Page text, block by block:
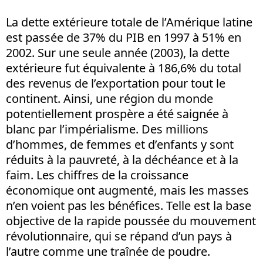
La dette extérieure totale de l’Amérique latine
est passée de 37% du PIB en 1997 à 51% en
2002. Sur une seule année (2003), la dette
extérieure fut équivalente à 186,6% du total
des revenus de l’exportation pour tout le
continent. Ainsi, une région du monde
potentiellement prospère a été saignée à
blanc par l’impérialisme. Des millions
d’hommes, de femmes et d’enfants y sont
réduits à la pauvreté, à la déchéance et à la
faim. Les chiffres de la croissance
économique ont augmenté, mais les masses
n’en voient pas les bénéfices. Telle est la base
objective de la rapide poussée du mouvement
révolutionnaire, qui se répand d’un pays à
l’autre comme une traînée de poudre.